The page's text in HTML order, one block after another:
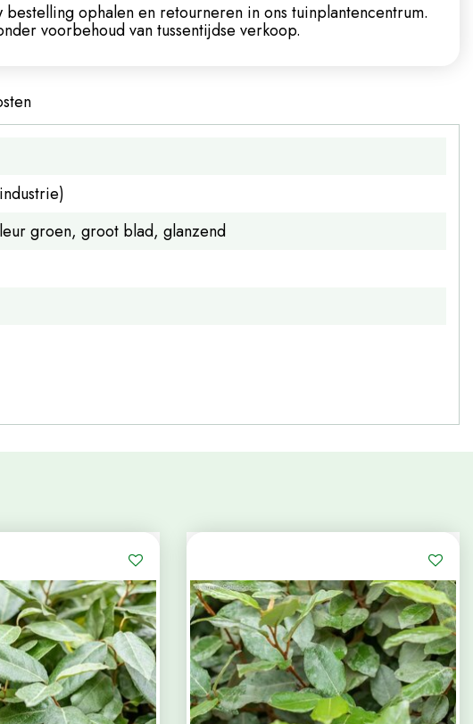
bestelling ophalen en retourneren in ons tuinplantencentrum.
voorbehoud van tussentijdse verkoop.
groen, groot blad, glanzend